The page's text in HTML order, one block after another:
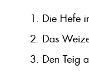
Die Hefe
Das
Den Teig